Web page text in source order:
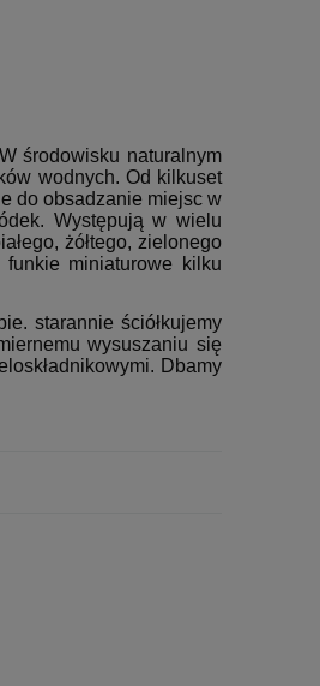
środowisku naturalnym
wodnych. Od kilkuset
do obsadzanie miejsc w
Występują w wielu
żółtego, zielonego
miniaturowe kilku
starannie ściółkujemy
wysuszaniu się
Dbamy